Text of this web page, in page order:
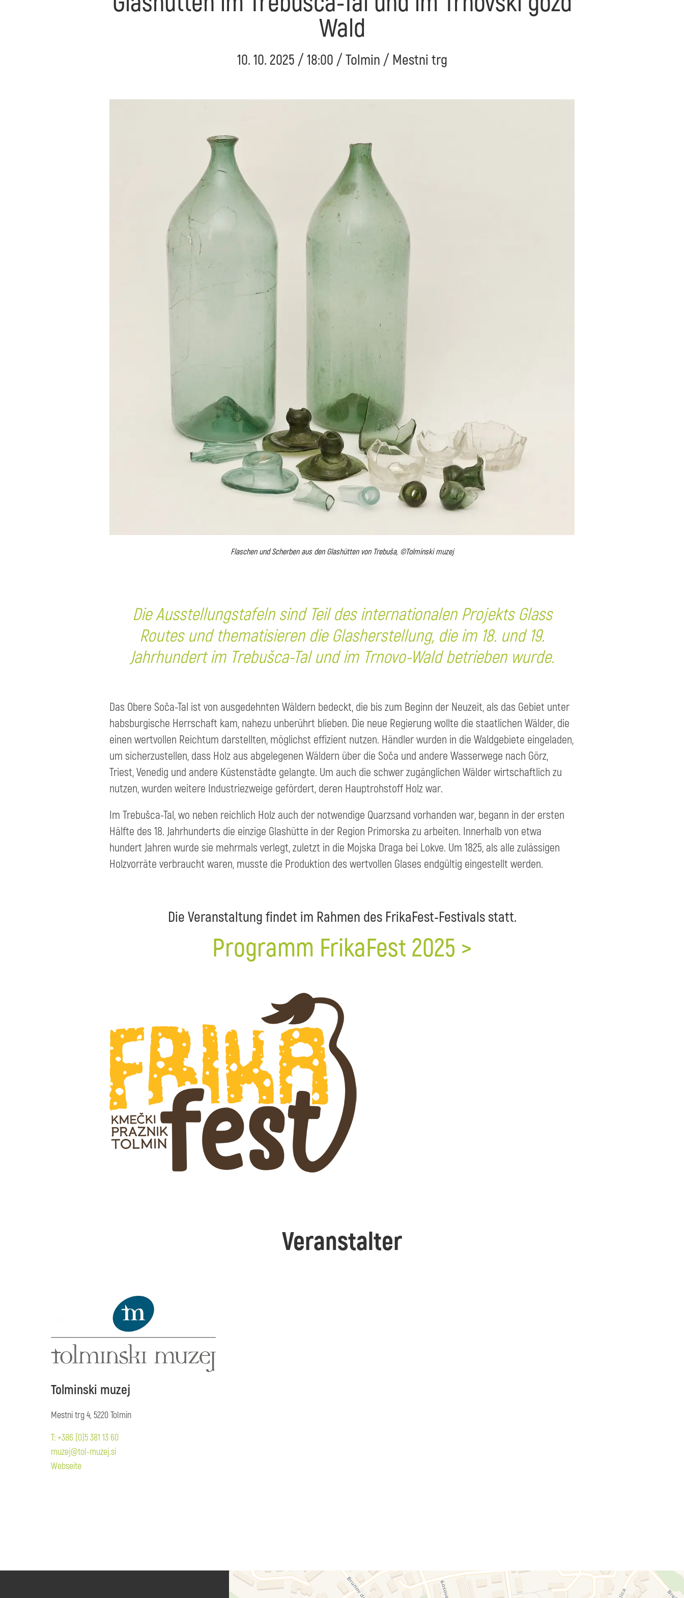
Wald
10. 10. 2025 / 18:00 / Tolmin / Mestni trg
Flaschen und Scherben aus den Glashütten von Trebuša, ©Tolminski muzej
Die Ausstellungstafeln sind Teil des internationalen Projekts Glass
Routesund thematisieren die Glasherstellung, die im 18. und 19.
Jahrhundert im Trebušca-Tal und im Trnovo-Wald betrieben wurde.
Das Obere Soča-Tal ist von ausgedehnten Wäldern bedeckt, die bis zum Beginn der Neuzeit, als das Gebiet unter
habsburgische Herrschaft kam, nahezu unberührt blieben. Die neue Regierung wollte die staatlichen Wälder, die
einen wertvollen Reichtum darstellten, möglichst effizient nutzen. Händler wurden in die Waldgebiete eingeladen,
um sicherzustellen, dass Holz aus abgelegenen Wäldern über die Soča und andere Wasserwege nach Görz,
Triest, Venedig und andere Küstenstädte gelangte. Um auch die schwer zugänglichen Wälder wirtschaftlich zu
nutzen, wurden weitere Industriezweige gefördert, deren Hauptrohstoff Holz war.
Im Trebušca-Tal, wo neben reichlich Holz auch der notwendige Quarzsand vorhanden war, begann in der ersten
Hälfte des 18. Jahrhunderts die einzige Glashütte in der Region Primorska zu arbeiten. Innerhalb von etwa
hundert Jahren wurde sie mehrmals verlegt, zuletzt in die Mojska Draga bei Lokve. Um 1825, als alle zulässigen
Holzvorräte verbraucht waren, musste die Produktion des wertvollen Glases endgültig eingestellt werden.
Die Veranstaltung findet im Rahmen des FrikaFest-Festivals statt.
Programm FrikaFest 2025 >
Veranstalter
Tolminski muzej
Mestni trg 4, 5220 Tolmin
T: +386 (0)5 381 13 60
muzej@tol-muzej.si
Webseite